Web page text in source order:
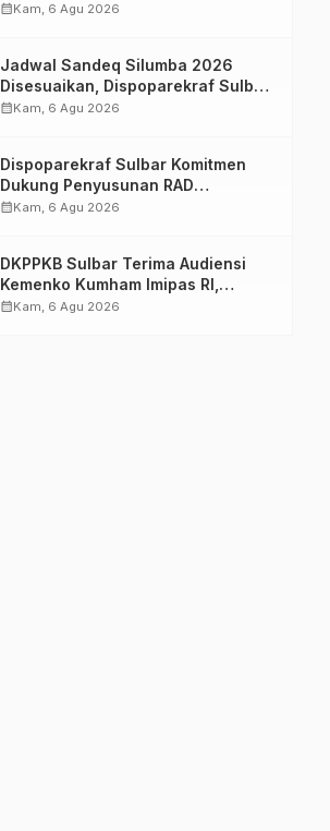
Imelda, Sp.Rad
calendar_monthKam, 6 Agu 2026
Jadwal Sandeq Silumba 2026
Disesuaikan, Dispoparekraf Sulbar
Pastikan Persiapan Tetap
calendar_monthKam, 6 Agu 2026
Dispoparekraf Sulbar Komitmen
Dukung Penyusunan RAD
TPB/SDGs Sulawesi Barat
calendar_monthKam, 6 Agu 2026
DKPPKB Sulbar Terima Audiensi
Kemenko Kumham Imipas RI,
Perkuat Pelayanan Kesehatan bagi
calendar_monthKam, 6 Agu 2026